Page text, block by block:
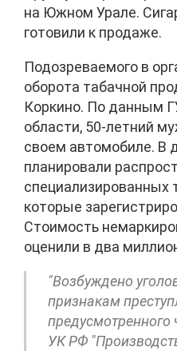
на Южном Урале.
готовили к продаже.
Подозреваемого в
оборота табачной
Коркино. По данным
области, 50-летний
своем автомобиле. В
планировали
специализированных
которые
Стоимость
оценили в два
"Возбуждено
признакам
предусмотренного
УК РФ